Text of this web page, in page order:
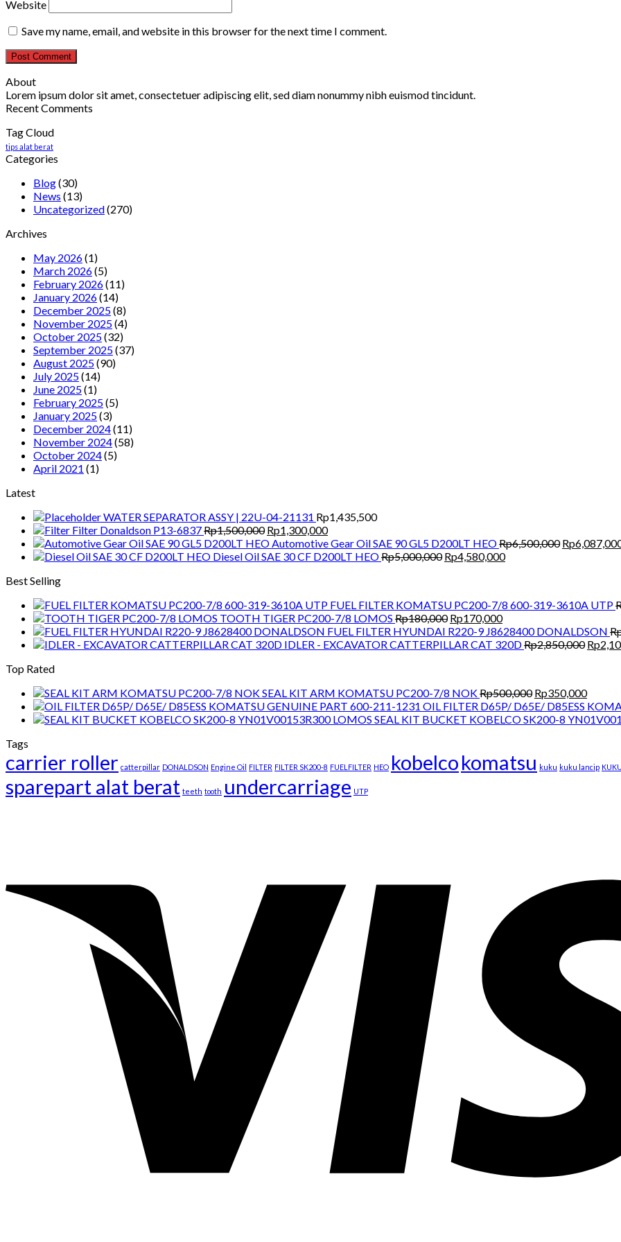
Website
Save my name, email, and website in this browser for the next time I comment.
About
Lorem ipsum dolor sit amet, consectetuer adipiscing elit, sed diam nonummy nibh euismod tincidunt.
Recent Comments
Tag Cloud
tips alat berat
Categories
Blog(30)
News (13)
Uncategorized(270)
Archives
May 2026(1)
March 2026(5)
February 2026(11)
January 2026(14)
December 2025(8)
November 2025(4)
October 2025(32)
September 2025(37)
August 2025(90)
July 2025(14)
June 2025(1)
February 2025(5)
January 2025(3)
December 2024(11)
November 2024(58)
October 2024(5)
April 2021 (1)
Latest
WATER SEPARATOR ASSY | 22U-04-21131 Rp1,435,500
Filter Donaldson P13-6837Rp1,500,000 Original
price
was:
Rp1,300,000Current
price
is:
Automotive Gear Oil SAE 90 GL5 D200LT HEORp6,500,000 Original
Rp
Diesel Oil SAE 30 CF D200LT HEORp5,000,000 Original
Rp4,580,000Current
Best Selling
FUEL FILTER KOMATSU PC200-7/8 600-319-3610A UTP
TOOTH TIGER PC200-7/8 LOMOS Rp180,000 Original
price
was:
Rp170,000Current
price
is:
FUEL FILTER HYUNDAI R220-9 J8628400 DONALDSON
IDLER - EXCAVATOR CATTERPILLAR CAT 320DRp2,850,000 Rp
Top Rated
SEAL KIT ARM KOMATSU PC200-7/8 NOKRp500,000 Original
price
was:
Rp350,000Current
price
is:
OIL FILTER D65P/ D65E/ D85ESS
SEAL KIT BUCKET KOBELCO SK200-8
Tags
carrier roller catterpillar DONALDSON Engine Oil FILTER FILTER SK200-8 FUELFILTER HEO kobelcokomatsu kuku kuku lancip
sparepart alat berat teeth tooth undercarriage UTP